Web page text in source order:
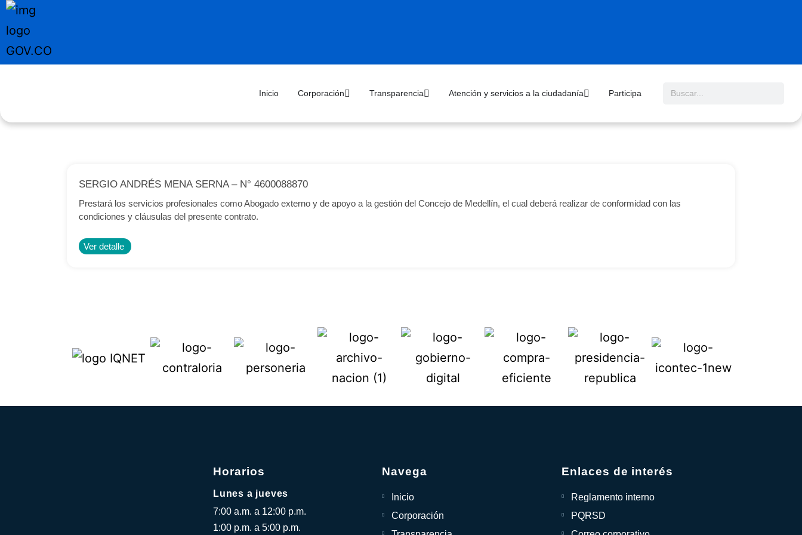
Inicio Corporación Transparencia Atención y servicios a la ciudadanía Participa
SERGIO ANDRÉS MENA SERNA – N° 4600088870
Prestará los servicios profesionales como Abogado externo y de apoyo a la gestión del Concejo de Medellín, el cual deberá realizar de conformidad con las
condiciones y cláusulas del presente contrato.
Ver detalle
Horarios
Lunes a jueves
7:00 a.m. a 12:00 p.m.
1:00 p.m. a 5:00 p.m.
Navega
Inicio
Corporación
Enlaces de interés
Reglamento interno
PQRSD